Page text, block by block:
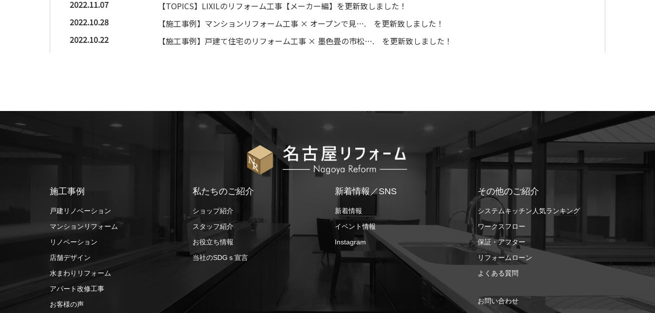
2022.11.07
【TOPICS】LIXILのリフォーム工事【メーカー編】を更新致しました！
2022.10.28
【施工事例】マンションリフォーム工事 × オープンで見…. を更新致しました！
2022.10.22
【施工事例】戸建て住宅のリフォーム工事 × 墨色畳の市松…. を更新致しました！
施工事例
戸建リノベーション
マンションリフォーム
リノベーション
店舗デザイン
水まわりリフォーム
アパート改修工事
お客様の声
私たちのご紹介
ショップ紹介
スタッフ紹介
お役立ち情報
当社のSDGｓ宣言
新着情報／SNS
新着情報
イベント情報
Instagram
その他のご紹介
システムキッチン人気ランキング
ワークスフロー
保証・アフター
リフォームローン
よくある質問
お問い合わせ